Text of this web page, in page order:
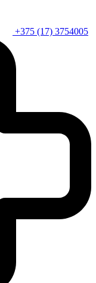
+375 (17) 3754005